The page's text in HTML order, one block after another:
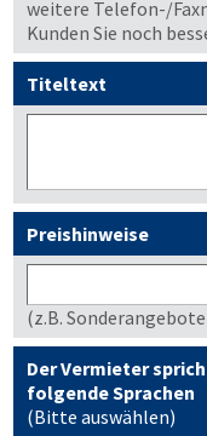
weitere Telefon-/
Kunden Sie noch
Titeltext
Preishinweise
(z.B.
Der Vermieter
folgende Sprachen
(Bitte auswählen)